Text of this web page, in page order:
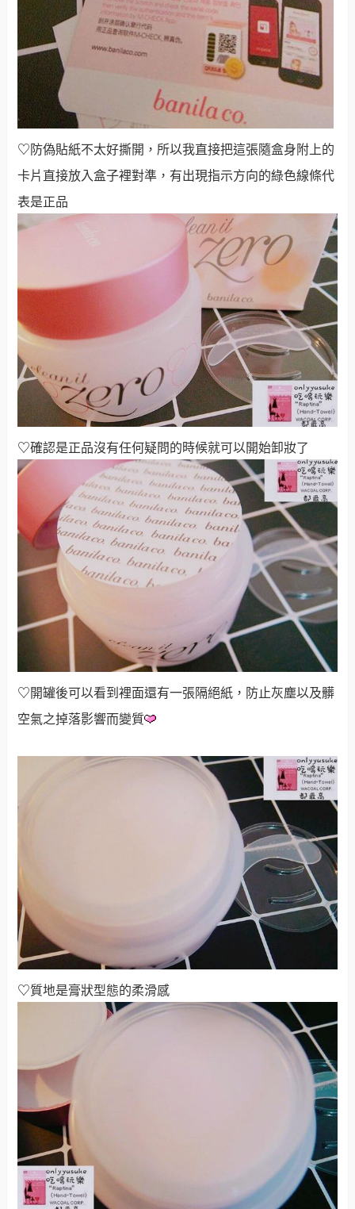
♡ 防偽貼紙不太好撕開，所以我直接把這張隨盒身附上的
卡片直接放入盒子裡對準，有出現指示方向的綠色線條代
表是正品
♡確認是正品沒有任何疑問的時候就可以開始卸妝了
♡開罐後可以看到裡面還有一張隔絕紙，防止灰塵以及髒
空氣之掉落影響而變質
♡質地是膏狀型態的柔滑感